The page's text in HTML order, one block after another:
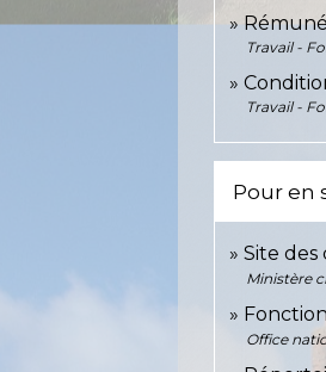
Travail -
Travail -
Pour en
Site
Ministère
Office